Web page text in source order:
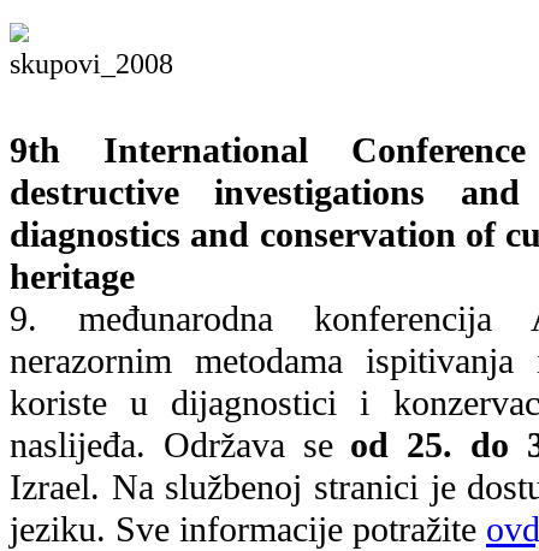
9th International
destructive investigations
diagnostics and conservation of
heritage
9. međunarodna konferencija
nerazornim metodama
koriste u dijagnostici i
naslijeđa. Održava se od 25. do
Izrael. Na službenoj stranici je
jeziku. Sve informacije potražite